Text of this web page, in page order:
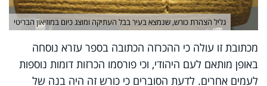
גליל הצהרת כורש, שנמצא בעיר בבל העתיקה ומוצג כיום במוזיאון הבריטי
מכתובת זו עולה כי ההכרזה הכתובה בספר עזרא נוסחה
באופן מותאם לעם היהודי, וכי פורסמו הכרזות דומות נוספות
לעמים אחרים. לדעת הסוברים כי כורש זה היה בנה של